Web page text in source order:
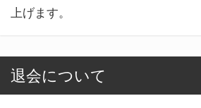
上げます。
退会について